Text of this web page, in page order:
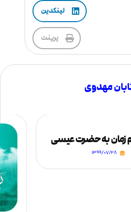
لینکدین
پرینت
مهدوی
زمان به حضرت عیسی
۱۳۹۹/۰۷/۲۸